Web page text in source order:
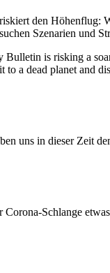
den
Szenarien und
is risking a
dead planet and
uns in dieser Zeit
Schlange